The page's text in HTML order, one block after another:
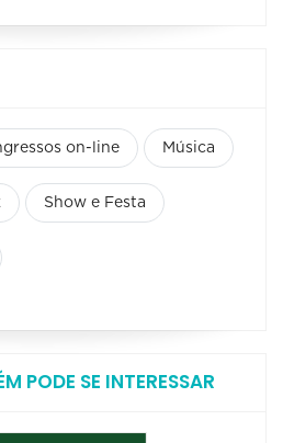
on-line Música
Show e Festa
PODE SE INTERESSAR